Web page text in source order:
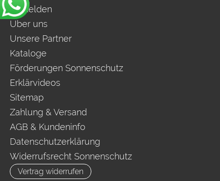
Anmelden
Über uns
Unsere Partner
Kataloge
Förderungen Sonnenschutz
Erklärvideos
Sitemap
Zahlung & Versand
AGB & Kundeninfo
Datenschutzerklärung
Widerrufsrecht Sonnenschutz
Vertrag widerrufen